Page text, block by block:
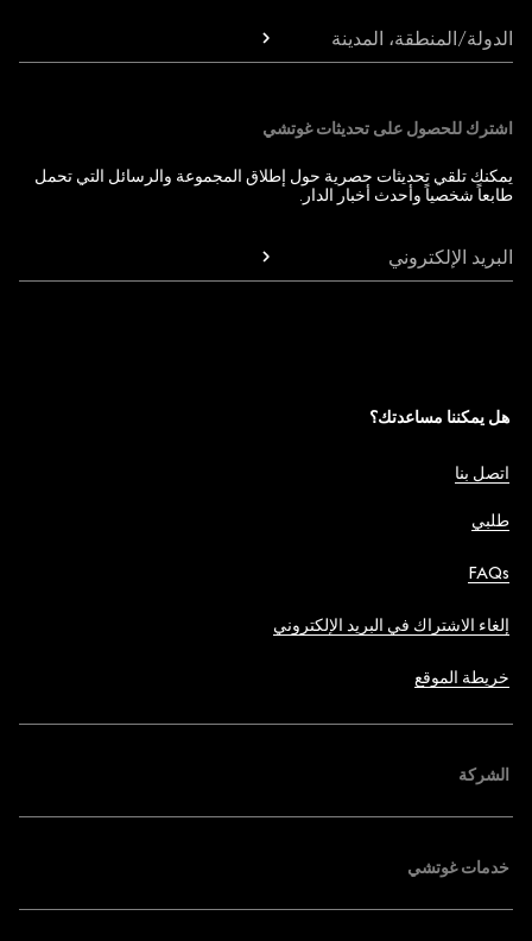
الدولة/المنطقة، المدينة
اشترك للحصول على تحديثات غوتشي
يمكنك تلقي تحديثات حصرية حول إطلاق المجموعة والرسائل التي تحمل
طابعاً شخصياً وأحدث أخبار الدار.
البريد الإلكتروني
هل يمكننا مساعدتك؟
اتصل بنا
طلبي
FAQs
إلغاء الاشتراك في البريد الإلكتروني
خريطة الموقع
الشركة
خدمات غوتشي